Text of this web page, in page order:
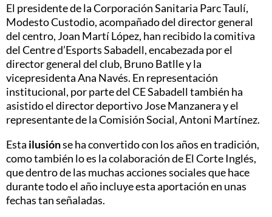
El presidente de la Corporación Sanitaria Parc Taulí,
Modesto Custodio, acompañado del director general
del centro, Joan Martí López, han recibido la comitiva
del Centre d’Esports Sabadell, encabezada por el
director general del club, Bruno Batlle y la
vicepresidenta Ana Navés. En representación
institucional, por parte del CE Sabadell también ha
asistido el director deportivo Jose Manzanera y el
representante de la Comisión Social, Antoni Martínez.
Esta ilusiónse ha convertido con los años en tradición,
como también lo es la colaboración de El Corte Inglés,
que dentro de las muchas acciones sociales que hace
durante todo el año incluye esta aportación en unas
fechas tan señaladas.